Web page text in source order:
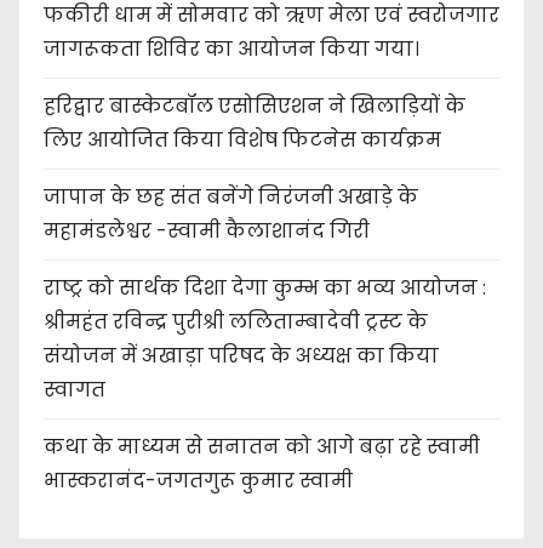
फकीरी धाम में सोमवार को ऋण मेला एवं स्वरोजगार
जागरूकता शिविर का आयोजन किया गया।
हरिद्वार बास्केटबॉल एसोसिएशन ने खिलाड़ियों के
लिए आयोजित किया विशेष फिटनेस कार्यक्रम
जापान के छह संत बनेंगे निरंजनी अखाड़े के
महामंडलेश्वर -स्वामी कैलाशानंद गिरी
राष्ट्र को सार्थक दिशा देगा कुम्भ का भव्य आयोजन :
श्रीमहंत रविन्द्र पुरीश्री ललिताम्बादेवी ट्रस्ट के
संयोजन में अखाड़ा परिषद के अध्यक्ष का किया
स्वागत
कथा के माध्यम से सनातन को आगे बढ़ा रहे स्वामी
भास्करानंद-जगतगुरू कुमार स्वामी